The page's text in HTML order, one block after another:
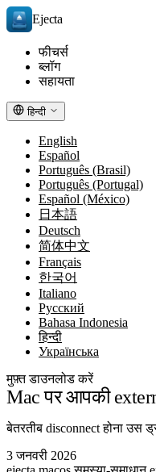
Ejecta
फीचर्स
ब्लॉग
सहायता
हिन्दी
English
Español
Português (Brasil)
Português (Portugal)
Español (México)
日本語
Deutsch
简体中文
Français
한국어
Italiano
Русский
Bahasa Indonesia
हिन्दी
Українська
मुफ़्त डाउनलोड करें
Mac पर आपकी
बेतरतीब disconnect होना उस
3 जनवरी 2026